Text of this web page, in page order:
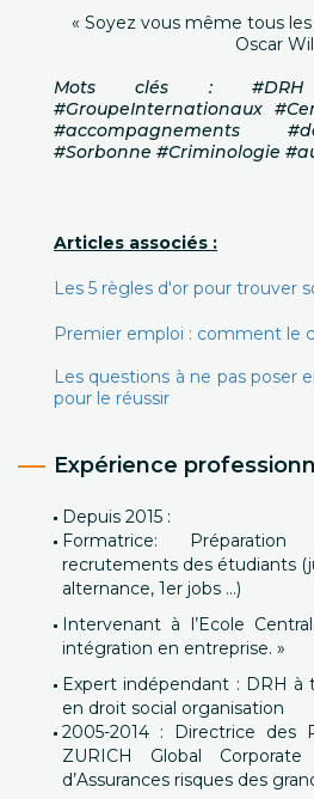
« Soyez vous même tous
Oscar
Mots clés : #DRH
#GroupeInternationaux
#accompagnements
#Sorbonne #Criminologie
Articles associés :
Les 5 règles d'or pour trouver
Premier emploi : comment le
Les questions à ne pas poser
pour le réussir
Expérience
Depuis 2015 :
Formatrice:
recrutements des étudiants
alternance, 1er jobs …)
Intervenant à l’Ecole
intégration en entreprise. »
Expert indépendant : DRH à
en droit social organisation
2005-2014 : Directrice des
ZURICH Global
d’Assurances risques des